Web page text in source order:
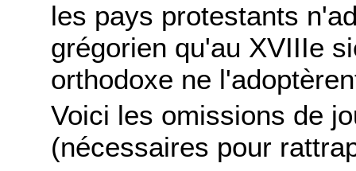
les pays protestants
grégorien qu'au XVIIIe
orthodoxe ne
Voici les omissions de
(nécessaires pour